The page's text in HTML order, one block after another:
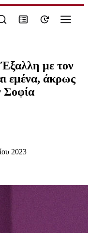
με τον
εμένα, άκρως
Σοφία
2023